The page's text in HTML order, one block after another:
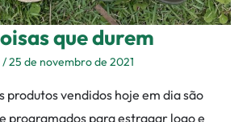
que durem
/25 de novembro de 2021
produtos vendidos hoje em dia são
programados para estragar logo e